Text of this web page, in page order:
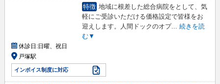
特徴 地域に根差した総合病院をとして、気
軽にご受診いただける価格設定で皆様をお
迎えします。人間ドックのオプ...
続きを読
む▼
休診日:日曜、祝日
戸塚駅
インボイス制度に対応